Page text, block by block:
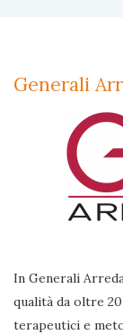
Generali
In Generali
qualità da oltre
terapeutici e